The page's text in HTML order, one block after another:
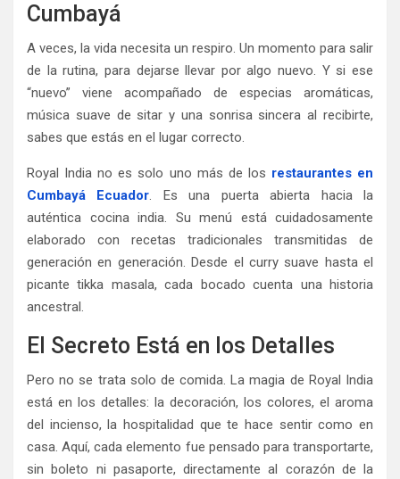
Cumbayá
A veces, la vida necesita un respiro. Un momento para salir
de la rutina, para dejarse llevar por algo nuevo. Y si ese
“nuevo” viene acompañado de especias aromáticas,
música suave de sitar y una sonrisa sincera al recibirte,
sabes que estás en el lugar correcto.
Royal India no es solo uno más de los restaurantes en
Cumbayá Ecuador. Es una puerta abierta hacia la
auténtica cocina india. Su menú está cuidadosamente
elaborado con recetas tradicionales transmitidas de
generación en generación. Desde el curry suave hasta el
picante tikka masala, cada bocado cuenta una historia
ancestral.
El Secreto Está en los Detalles
Pero no se trata solo de comida. La magia de Royal India
está en los detalles: la decoración, los colores, el aroma
del incienso, la hospitalidad que te hace sentir como en
casa. Aquí, cada elemento fue pensado para transportarte,
sin boleto ni pasaporte, directamente al corazón de la